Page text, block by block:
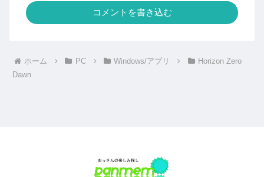
コメントを書き込む
ホーム PC Windows/アプリ
Horizon Zero
Dawn